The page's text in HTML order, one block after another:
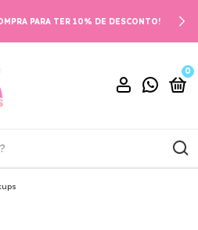
PARA TER 10% DE DESCONTO!
0